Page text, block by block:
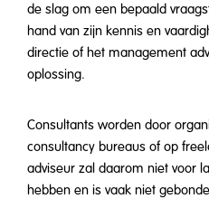
de slag om een bepaald
hand van zijn kennis en
directie of het management
oplossing.
Consultants worden door
consultancy bureaus of op
adviseur zal daarom niet voor
hebben en is vaak niet